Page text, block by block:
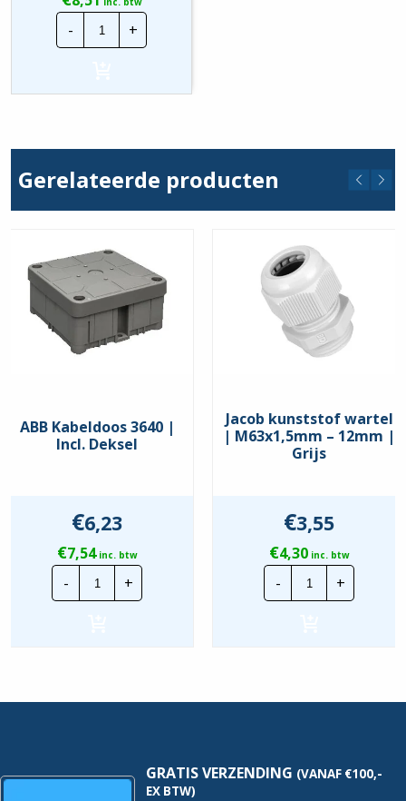
-
Lapp
Skintop
Kabelwartel
|
hoeveelheid
+
Gerelateerde producten
ABB Kabeldoos 3640 |
Incl. Deksel
€6,23
€7,54inc. btw
-
ABB
Kabeldoos
3640
+
Jacob kunststof wartel
| M63x1,5mm – 12mm |
Grijs
€3,55
€4,30inc. btw
-
Jacob
kunststof
wartel
hoeveelheid
+
GRATIS VERZENDING (VANAF €100,-
EX BTW)